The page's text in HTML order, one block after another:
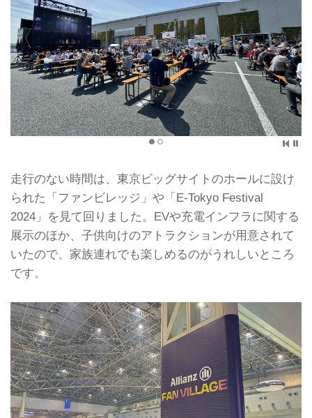
走行のない時間は、東京ビッグサイトのホールに設け
られた「ファンビレッジ」や「E-Tokyo Festival
2024」を見て回りました。EVや充電インフラに関する
展示のほか、子供向けのアトラクションが用意されて
いたので、家族連れでも楽しめるのがうれしいところ
です。